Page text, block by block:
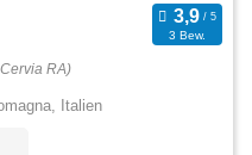
3 Bew.
RA)
Italien